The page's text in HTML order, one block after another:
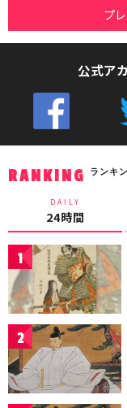
プ
公式ア
RANKING ランキ
DAILY
24時間
1
2